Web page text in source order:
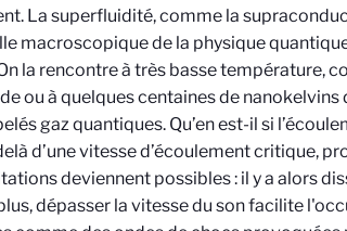
La superfluidité, comme la
macroscopique de la physique
la rencontre à très basse température,
ou à quelques centaines de nanokelvins
gaz quantiques. Qu’en est-il si
d’une vitesse d’écoulement critique,
deviennent possibles : il y a alors
dépasser la vitesse du son facilite